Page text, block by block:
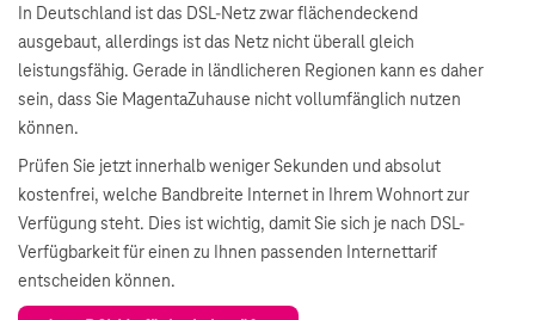
In Deutschland ist das DSL-Netz zwar flächendeckend
ausgebaut, allerdings ist das Netz nicht überall gleich
leistungsfähig. Gerade in ländlicheren Regionen kann es daher
sein, dass Sie MagentaZuhause nicht vollumfänglich nutzen
können.
Prüfen Sie jetzt innerhalb weniger Sekunden und absolut
kostenfrei, welche Bandbreite Internet in Ihrem Wohnort zur
Verfügung steht. Dies ist wichtig, damit Sie sich je nach DSL-
Verfügbarkeit für einen zu Ihnen passenden Internettarif
entscheiden können.